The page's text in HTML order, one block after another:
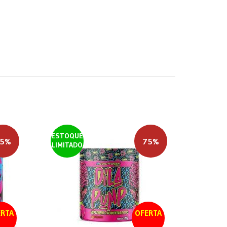
ESTOQUE
LIMITADO
OFERTA
75%